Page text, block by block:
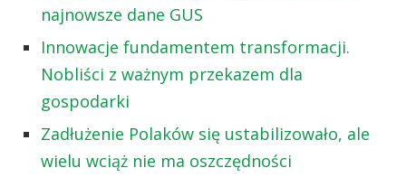
najnowsze dane GUS
Innowacje fundamentem transformacji.
Nobliści z ważnym przekazem dla
gospodarki
Zadłużenie Polaków się ustabilizowało, ale
wielu wciąż nie ma oszczędności